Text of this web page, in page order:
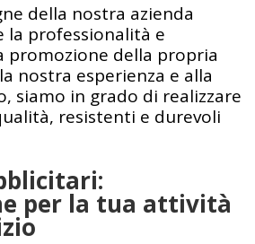
della nostra azienda
la professionalità e
promozione della propria
nostra esperienza e alla
siamo in grado di realizzare
resistenti e durevoli
per la tua attività